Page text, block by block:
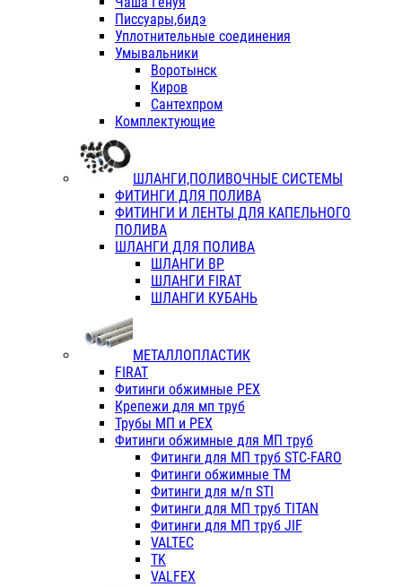
Писсуары,бидэ
Уплотнительные соединения
Умывальники
Воротынск
Киров
Сантехпром
Комплектующие
ШЛАНГИ,ПОЛИВОЧНЫЕ СИСТЕМЫ
ФИТИНГИ ДЛЯ ПОЛИВА
ФИТИНГИ И ЛЕНТЫ ДЛЯ КАПЕЛЬНОГО
ПОЛИВА
ШЛАНГИ ДЛЯ ПОЛИВА
ШЛАНГИ ВР
ШЛАНГИ FIRAT
ШЛАНГИ КУБАНЬ
МЕТАЛЛОПЛАСТИК
FIRAT
Фитинги обжимные PEX
Крепежи для мп труб
Трубы МП и PEX
Фитинги обжимные для МП труб
Фитинги для МП труб STC-FARO
Фитинги обжимные ТМ
Фитинги для м/п STI
Фитинги для МП труб TITAN
Фитинги для МП труб JIF
VALTEC
TK
VALFEX